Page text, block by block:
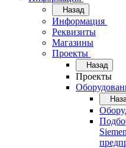
Назад
Информация
Реквизиты
Магазины
Проекты
Назад
Проекты